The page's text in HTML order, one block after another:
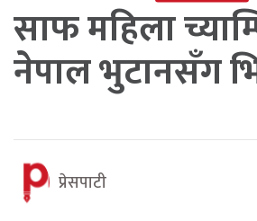
साफ महिला
नेपाल भुटानसँग
प्रेसपाटी